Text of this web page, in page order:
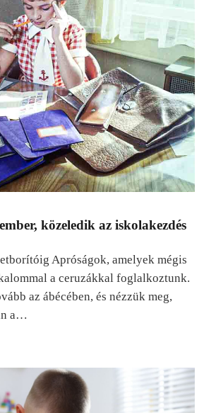
közeledik az iskolakezdés
Apróságok, amelyek mégis
a ceruzákkal foglalkoztunk.
az ábécében, és nézzük meg,
a…